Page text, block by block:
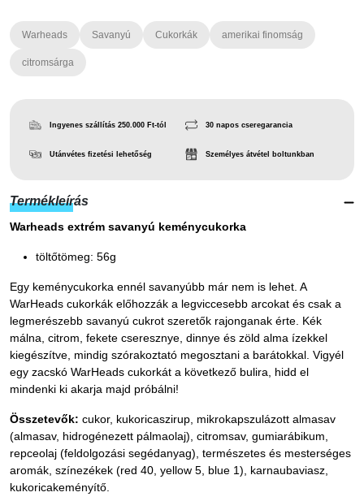
Warheads Savanyú Cukorkák amerikai finomság
citromsárga
Ingyenes szállítás 250.000 Ft-tól
Utánvétes fizetési lehetőség
30 napos cseregarancia
Személyes átvétel boltunkban
Termékleírás
Warheads extrém savanyú keménycukorka
töltőtömeg: 56g
Egy keménycukorka ennél savanyúbb már nem is lehet. A
WarHeads cukorkák előhozzák a legviccesebb arcokat és csak a
legmerészebb savanyú cukrot szeretők rajonganak érte. Kék
málna, citrom, fekete cseresznye, dinnye és zöld alma ízekkel
kiegészítve, mindig szórakoztató megosztani a barátokkal. Vigyél
egy zacskó WarHeads cukorkát a következő bulira, hidd el
mindenki ki akarja majd próbálni!
Összetevők: cukor, kukoricaszirup, mikrokapszulázott almasav
(almasav, hidrogénezett pálmaolaj), citromsav, gumiarábikum,
repceolaj (feldolgozási segédanyag), természetes és mesterséges
aromák, színezékek (red 40, yellow 5, blue 1), karnaubaviasz,
kukoricakeményítő.